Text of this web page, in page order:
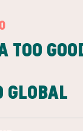
TOO